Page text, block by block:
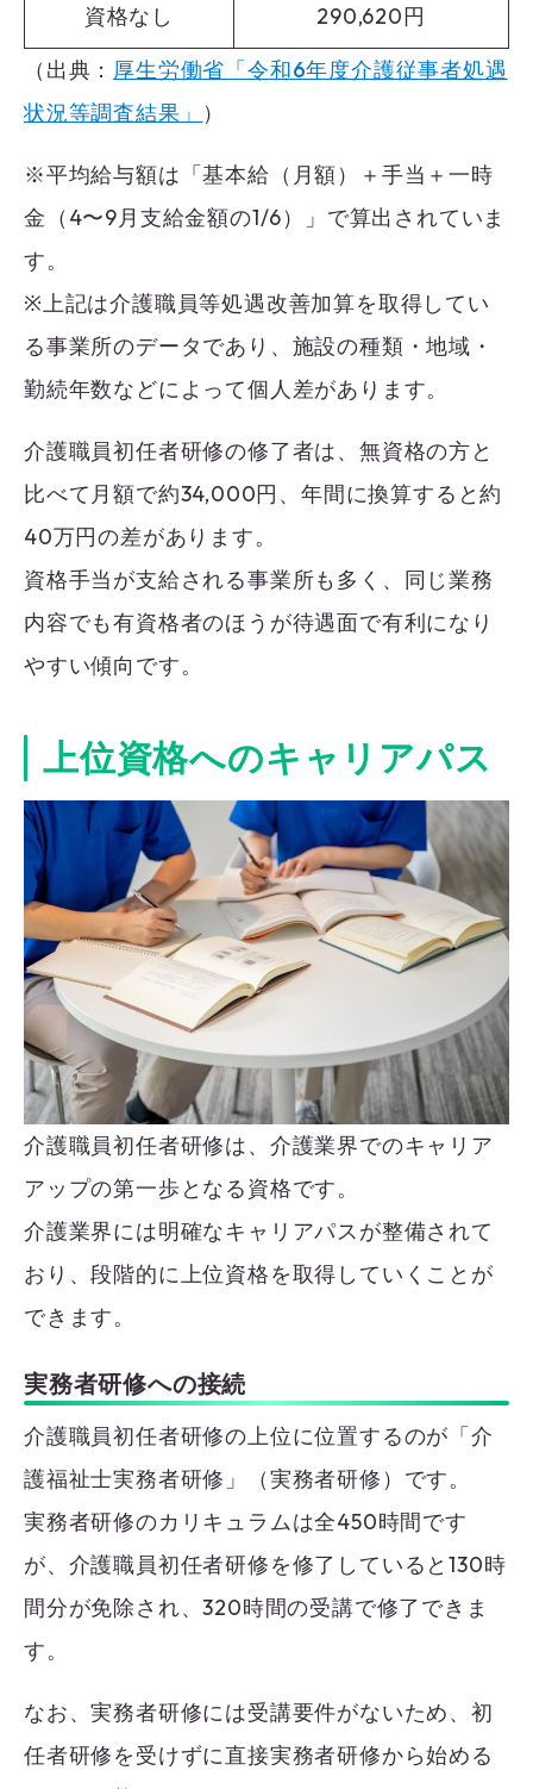
資格なし
290,620円
（出典： 厚生労働省「令和6年度介護従事者処遇
状況等調査結果」 ）
※平均給与額は「基本給（月額）＋手当＋一時
金（4〜9月支給金額の1/6）」で算出されていま
す。
※上記は介護職員等処遇改善加算を取得してい
る事業所のデータであり、施設の種類・地域・
勤続年数などによって個人差があります。
介護職員初任者研修の修了者は、無資格の方と
比べて月額で約34,000円、年間に換算すると約
40万円の差があります。
資格手当が支給される事業所も多く、同じ業務
内容でも有資格者のほうが待遇面で有利になり
やすい傾向です。
上位資格へのキャリアパス
介護職員初任者研修は、介護業界でのキャリア
アップの第一歩となる資格です。
介護業界には明確なキャリアパスが整備されて
おり、段階的に上位資格を取得していくことが
できます。
実務者研修への接続
介護職員初任者研修の上位に位置するのが「介
護福祉士実務者研修」（実務者研修）です。
実務者研修のカリキュラムは全450時間です
が、介護職員初任者研修を修了していると130時
間分が免除され、320時間の受講で修了できま
す。
なお、実務者研修には受講要件がないため、初
任者研修を受けずに直接実務者研修から始める